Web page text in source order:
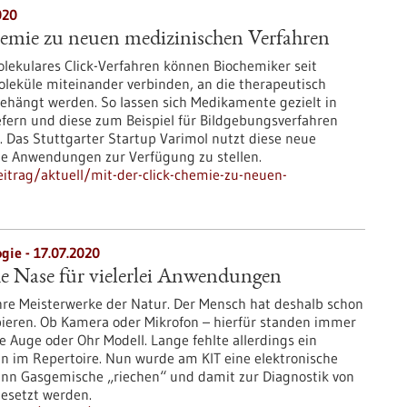
zu neuen medizinischen Verfahren
Click-Verfahren können Biochemiker seit
miteinander verbinden, an die therapeutisch
werden. So lassen sich Medikamente gezielt in
und diese zum Beispiel für Bildgebungsverfahren
Das Stuttgarter Startup Varimol nutzt diese neue
Anwendungen zur Verfügung zu stellen.
aktuell/mit-der-click-chemie-zu-neuen-
- 17.07.2020
Nase für vielerlei Anwendungen
Meisterwerke der Natur. Der Mensch hat deshalb schon
Ob Kamera oder Mikrofon – hierfür standen immer
Auge oder Ohr Modell. Lange fehlte allerdings ein
im Repertoire. Nun wurde am KIT eine elektronische
Gasgemische „riechen“ und damit zur Diagnostik von
werden.